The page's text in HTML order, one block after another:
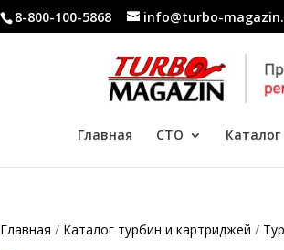
8-800-100-5868 info@turbo-
Главная СТО Каталог
Главная / Каталог турбин и картриджей /